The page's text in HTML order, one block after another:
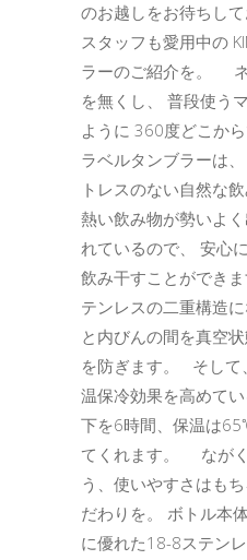
のお越しをお待ちし
スタッフも愛用中の
ラーのご紹介を。
を無くし、 普段使う
ように 360度どこか
ラベルタンブラーは
トレスのない自然な
熱い飲み物が勢いよ
れているので、 安心
飲み干すことができ
テンレスの二重構造
と内びんの間を真空
を防ぎます。 そして
温保冷効果を高めて
下を6時間、保温は
てくれます。 なが
う、使いやすさはも
だわりを。 ボトル本
に優れた18-8ステン